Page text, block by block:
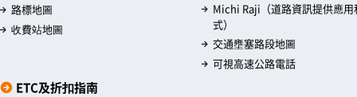
路標地圖
收費站地圖
ETC及折扣指南
Michi Raji（道路資訊提供應用
式）
交通壅塞路段地圖
可視高速公路電話